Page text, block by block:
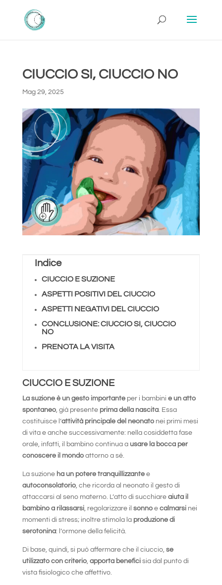
CIUCCIO SI, CIUCCIO NO
Mag 29, 2025
Indice
CIUCCIO E SUZIONE
ASPETTI POSITIVI DEL CIUCCIO
ASPETTI NEGATIVI DEL CIUCCIO
CONCLUSIONE: CIUCCIO SI, CIUCCIO
NO
PRENOTA LA VISITA
CIUCCIO E SUZIONE
La suzione è un gesto importanteper i bambini e un atto
spontaneo, già presente prima della nascita. Essa
costituisce l’attività principale del neonatonei primi mesi
di vita e anche successivamente: nella cosiddetta fase
orale, infatti, il bambino continua a usare la bocca per
conoscere il mondoattorno a sé.
La suzione ha un potere tranquillizzantee
autoconsolatorio, che ricorda al neonato il gesto di
attaccarsi al seno materno. L’atto di succhiare aiuta il
bambino a rilassarsi, regolarizzare il sonno e calmarsi nei
momenti di stress; inoltre stimola la produzione di
serotonina: l’ormone della felicità.
Di base, quindi, si può affermare che il ciuccio, se
utilizzato con criterio, apporta beneficisia dal punto di
vista fisiologico che affettivo.